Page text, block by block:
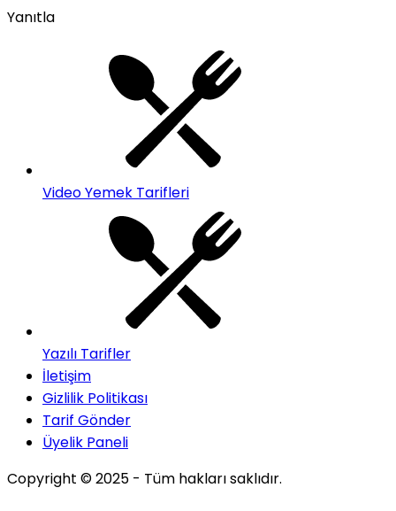
Yanıtla
Video Yemek Tarifleri
Yazılı Tarifler
İletişim
Gizlilik Politikası
Tarif Gönder
Üyelik Paneli
Copyright © 2025 - Tüm hakları saklıdır.